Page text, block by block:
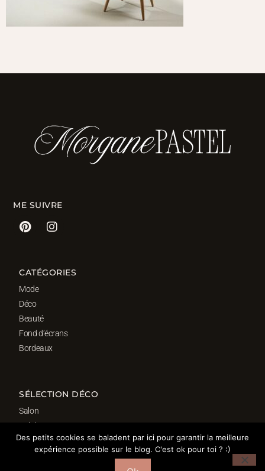
ME SUIVRE
CATÉGORIES
Mode
Déco
Beauté
Fond d’écrans
Bordeaux
SÉLECTION DÉCO
Salon
Cuisine
Salle de bain
Chambre
Des petits cookies se baladent par ici pour garantir la meilleure
expérience possible sur le blog. C'est ok pour toi ? :)